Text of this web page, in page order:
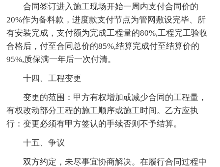
合同签订进入施工现场开始一周内支付合同价的
20%作为备料款，进度款支付节点为管网敷设完毕、所
有安装完成，支付额为完成工程量的80%,工程完工验收
合格后，付至合同总价的85%,结算完成付至结算价的
95%,质保满一年后一次付清。
十四、工程变更
变更的范围：甲方有权增加或减少合同的工程量，
有权改动部分工程的施工顺序或施工时间。乙方应执
行：变更必须有甲方签认的手续否则不予结算。
十五、争议
双方约定，未尽事宜协商解决。在履行合同过程中